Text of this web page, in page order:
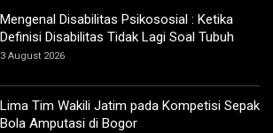
Mengenal Disabilitas Psikososial : Ketika
Definisi Disabilitas Tidak Lagi Soal Tubuh
3 August 2026
Lima Tim Wakili Jatim pada Kompetisi Sepak
Bola Amputasi di Bogor